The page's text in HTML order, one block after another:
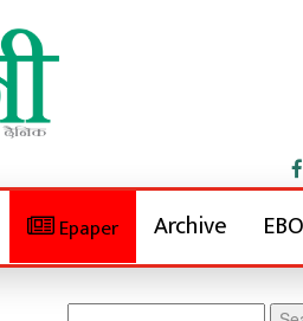
Epaper Archive